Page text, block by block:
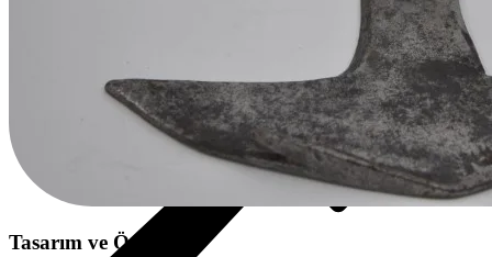
Tasarım ve Özellikler